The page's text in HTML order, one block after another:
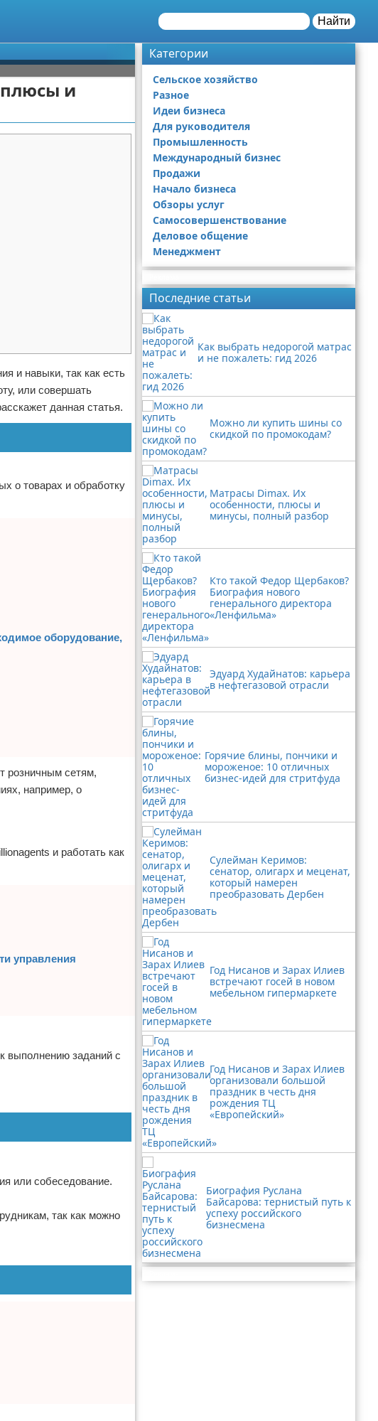
Найти
плюсы и
и навыки, так как есть
или совершать
данная статья.
о товарах и обработку
оборудование,
розничным сетям,
например, о
и работать как
управления
выполнению заданий с
или собеседование.
так как можно
Категории
Сельское хозяйство
Разное
Идеи бизнеса
Для руководителя
Промышленность
Международный бизнес
Продажи
Начало бизнеса
Обзоры услуг
Самосовершенствование
Деловое общение
Менеджмент
Последние статьи
Как выбрать недорогой матрас
и не пожалеть: гид 2026
Можно ли купить шины со
скидкой по промокодам?
Матрасы Dimax. Их
особенности, плюсы и
минусы, полный разбор
Кто такой Федор Щербаков?
Биография нового
генерального директора
«Ленфильма»
Эдуард Худайнатов: карьера
в нефтегазовой отрасли
Горячие блины, пончики и
мороженое: 10 отличных
бизнес-идей для стритфуда
Сулейман Керимов:
сенатор, олигарх и меценат,
который намерен
преобразовать Дербен
Год Нисанов и Зарах Илиев
встречают госей в новом
мебельном гипермаркете
Год Нисанов и Зарах Илиев
организовали большой
праздник в честь дня
рождения ТЦ
«Европейский»
Биография Руслана
Байсарова: тернистый путь к
успеху российского
бизнесмена